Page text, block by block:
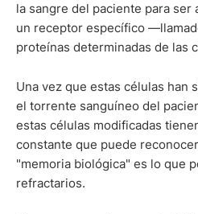
la sangre del paciente para
un receptor específico
proteínas determinadas de las
Una vez que estas células han
el torrente sanguíneo del
estas células modificadas
constante que puede
"memoria biológica" es lo que
refractarios.